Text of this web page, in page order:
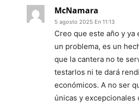
McNamara
5 agosto 2025 En 11:13
Creo que este año y ya
un problema, es un
que la cantera no te
testarlos ni te dará
económicos. A no ser
únicas y excepcionales